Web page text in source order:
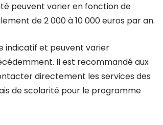
peuvent varier en fonction de
de 2 000 à 10 000 euros par an.
indicatif et peuvent varier
Il est recommandé aux
directement les services des
de scolarité pour le programme